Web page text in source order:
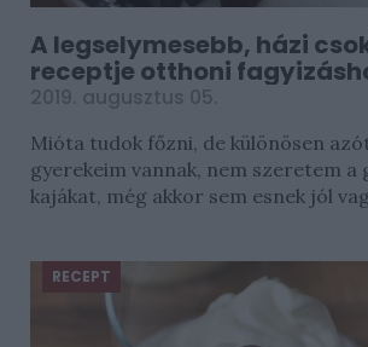
A legselymesebb, házi
receptje otthoni
2019. augusztus 05.
Mióta tudok főzni, de különösen
gyerekeim vannak, nem szeretem
kajákat, még akkor sem esnek jól
RECEPT